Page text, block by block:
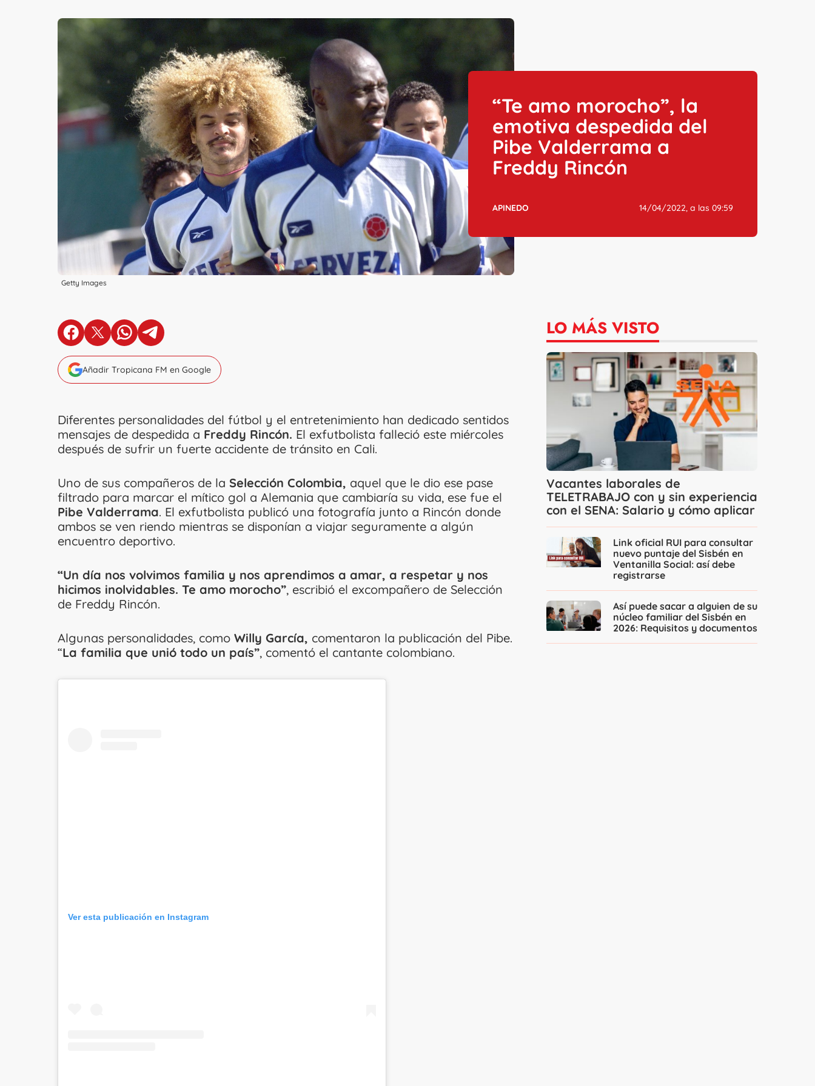
Getty Images
“Te amo morocho”, la
emotiva despedida del
Pibe Valderrama a
Freddy Rincón
APINEDO 14/04/2022, a las 09:59
en Facebook
en X en Whatsapp
en Telegram
Añadir Tropicana FM en Google
Diferentes personalidades del fútbol y el entretenimiento han dedicado sentidos
mensajes de despedida a Freddy Rincón. El exfutbolista falleció este miércoles
después de sufrir un fuerte accidente de tránsito en Cali.
Uno de sus compañeros de la Selección Colombia, aquel que le dio ese pase
filtrado para marcar el mítico gol a Alemania que cambiaría su vida, ese fue el
Pibe Valderrama. El exfutbolista publicó una fotografía junto a Rincón donde
ambos se ven riendo mientras se disponían a viajar seguramente a algún
encuentro deportivo.
“Un día nos volvimos familia y nos aprendimos a amar, a respetar y nos
hicimos inolvidables. Te amo morocho”, escribió el excompañero de Selección
de Freddy Rincón.
Algunas personalidades, como Willy García, comentaron la publicación del Pibe.
“La familia que unió todo un país”, comentó el cantante colombiano.
Ver esta publicación en Instagram
LO MÁS VISTO
Vacantes laborales de
TELETRABAJO con y sin experiencia
con el SENA: Salario y cómo aplicar
Link oficial RUI para consultar
nuevo puntaje del Sisbén en
Ventanilla Social: así debe
registrarse
Así puede sacar a alguien de su
núcleo familiar del Sisbén en
2026: Requisitos y documentos